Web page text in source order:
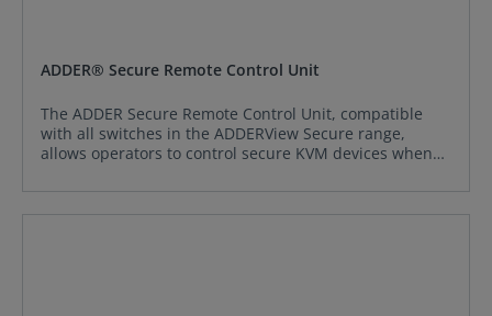
ADDER® Secure Remote Control Unit
The ADDER Secure Remote Control Unit, compatible
with all switches in the ADDERView Secure range,
allows operators to control secure KVM devices when